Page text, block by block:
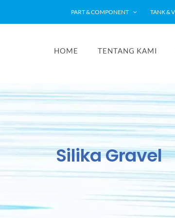
PART & COMPONENT TANK &
HOME TENTANG KAMI
Silika Gravel